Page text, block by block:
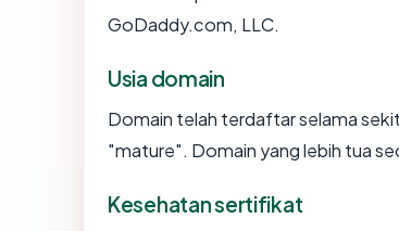
GoDaddy.com, LLC.
Usia domain
Domain telah terdaftar selama
"mature". Domain yang lebih tua
Kesehatan sertifikat